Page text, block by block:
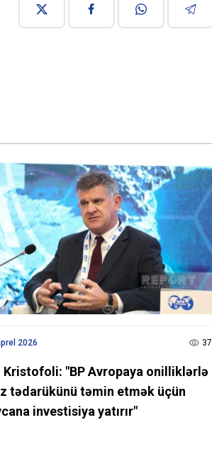
2026
Kristofoli: "BP Avropaya onilliklərlə
tədarükünü təmin etmək üçün
investisiya yatırır"